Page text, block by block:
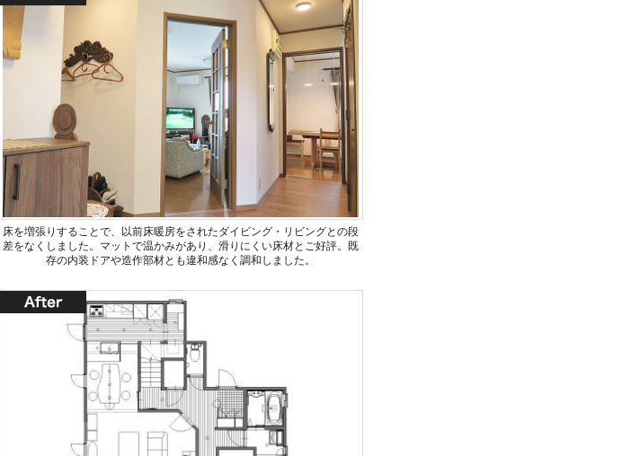
床を増張りすることで、以前床暖房をされたダイビング・リビングとの段
差をなくしました。マットで温かみがあり、滑りにくい床材とご好評。既
存の内装ドアや造作部材とも違和感なく調和しました。